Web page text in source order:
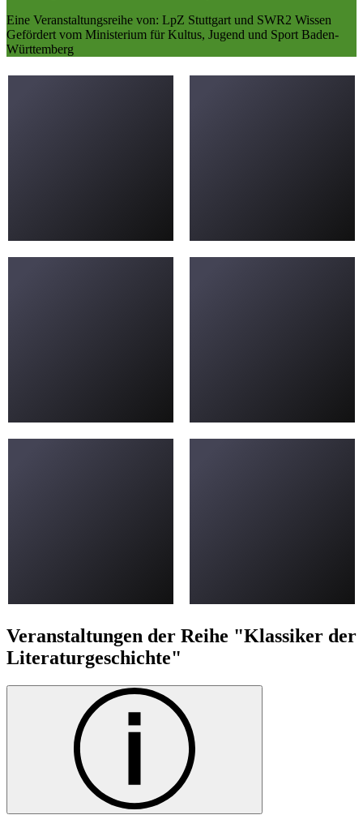
Eine Veranstaltungsreihe von: LpZ Stuttgart und SWR2 Wissen
Gefördert vom Ministerium für Kultus, Jugend und Sport Baden-
Württemberg
Veranstaltungen der Reihe "Klassiker der
Literaturgeschichte"